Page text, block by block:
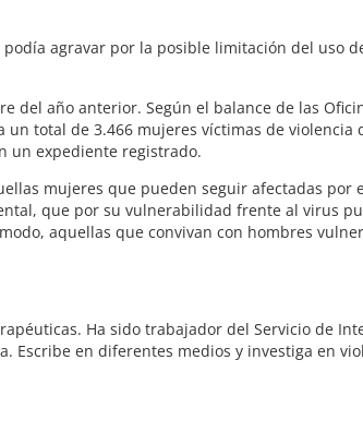
agravar por la posible limitación del uso
del año anterior. Según el balance de las
total de 3.466 mujeres víctimas de violencia
un expediente registrado.
mujeres que pueden seguir afectadas por
que por su vulnerabilidad frente al virus
aquellas que convivan con hombres
Ha sido trabajador del Servicio de
Escribe en diferentes medios y investiga en